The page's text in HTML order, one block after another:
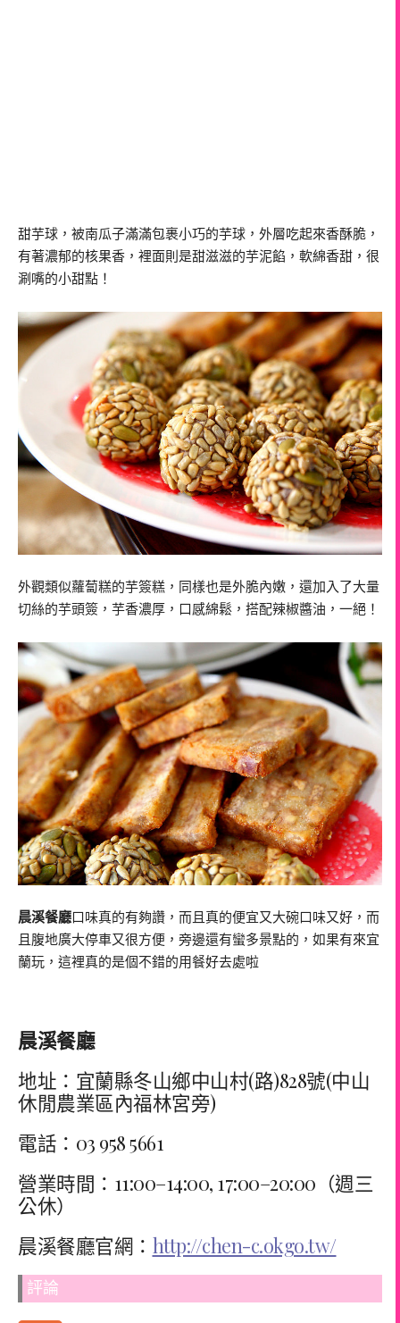
甜芋球，被南瓜子滿滿包裹小巧的芋球，外層吃起來香酥脆，
有著濃郁的核果香，裡面則是甜滋滋的芋泥餡，軟綿香甜，很
涮嘴的小甜點！
外觀類似蘿蔔糕的芋簽糕，同樣也是外脆內嫩，還加入了大量
切絲的芋頭簽，芋香濃厚，口感綿鬆，搭配辣椒醬油，一絕！
晨溪餐廳口味真的有夠讚，而且真的便宜又大碗口味又好，而
且腹地廣大停車又很方便，旁邊還有蠻多景點的，如果有來宜
蘭玩，這裡真的是個不錯的用餐好去處啦
晨溪餐廳
地址：宜蘭縣冬山鄉中山村(路)828號(中山
休閒農業區內福林宮旁)
電話：03 958 5661
營業時間：11:00–14:00, 17:00–20:00（週三
公休）
晨溪餐廳官網： http://chen-c.okgo.tw/
評論